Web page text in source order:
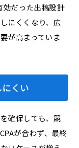
だった出稿設計
にくくなり、広
が高まっていま
くい
確保しても、競
が合わず、最終